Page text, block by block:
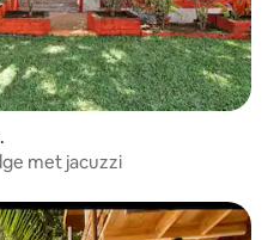
met jacuzzi